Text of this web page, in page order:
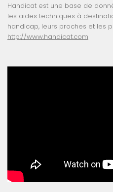
Handicat est une base de
les aides techniques à
handicap, leurs proches et les
http://www.handicat.com